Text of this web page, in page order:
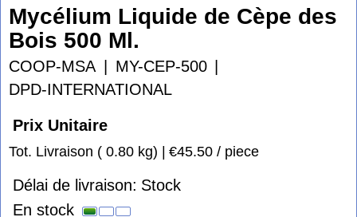
Mycélium Liquide de Cèpe des
Bois 500 Ml.
COOP-MSA
MY-CEP-500
DPD-INTERNATIONAL
Prix Unitaire
Tot. Livraison 0.80 kg €45.50 / piece
Délai de livraison: Stock
En stock